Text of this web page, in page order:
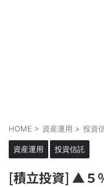
HOME > 資産運用 > 投資
資産運用 投資信託
[積立投資] ▲５